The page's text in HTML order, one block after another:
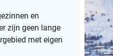
en
zijn geen lange
met eigen